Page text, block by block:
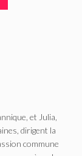
et Julia,
dirigent la
commune